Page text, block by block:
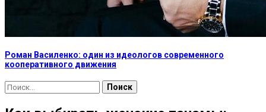
Роман Василенко: один из идеологов современного
кооперативного движения
Найти: